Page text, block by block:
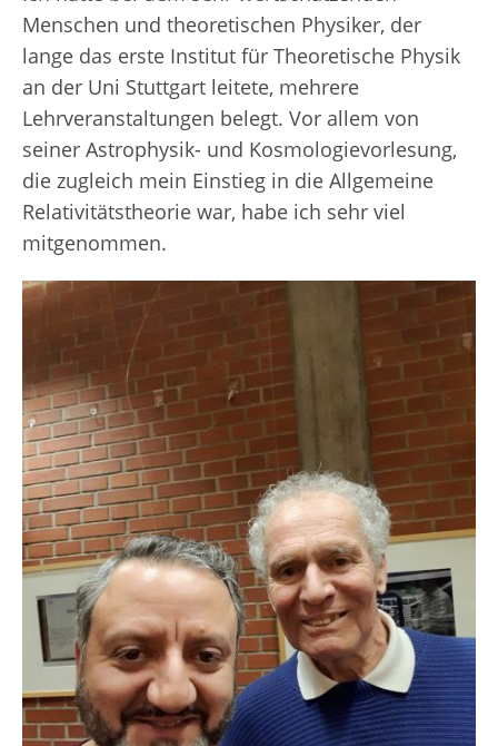
Menschen und theoretischen Physiker, der
lange das erste Institut für Theoretische Physik
an der Uni Stuttgart leitete, mehrere
Lehrveranstaltungen belegt. Vor allem von
seiner Astrophysik- und Kosmologievorlesung,
die zugleich mein Einstieg in die Allgemeine
Relativitätstheorie war, habe ich sehr viel
mitgenommen.